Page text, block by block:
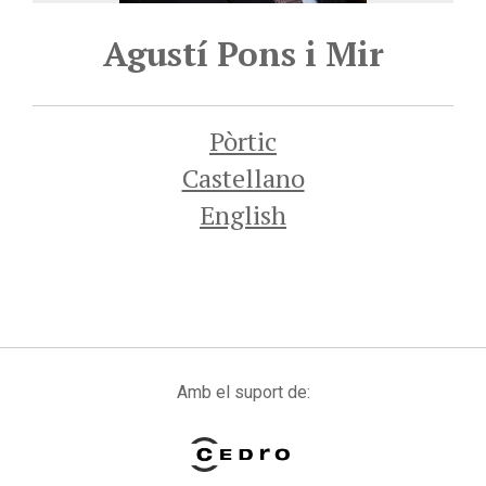
Agustí Pons i Mir
Pòrtic
Castellano
English
Amb el suport de: